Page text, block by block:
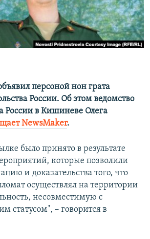
КРЫМА
персоной нон грата
России. Об этом ведомство
России в Кишиневе Олега
NewsMaker.
было принято в результате
которые позволили
и доказательства того, что
осуществлял на территории
несовместимую с
статусом", – говорится в